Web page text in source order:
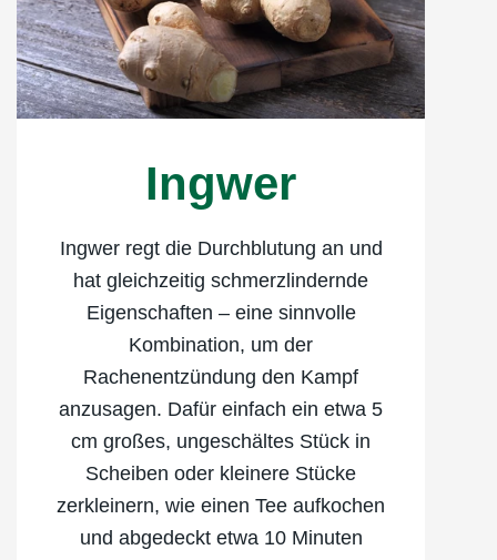
Ingwer
Ingwer regt die Durchblutung an und
hat gleichzeitig schmerzlindernde
Eigenschaften – eine sinnvolle
Kombination, um der
Rachenentzündung den Kampf
anzusagen. Dafür einfach ein etwa 5
cm großes, ungeschältes Stück in
Scheiben oder kleinere Stücke
zerkleinern, wie einen Tee aufkochen
und abgedeckt etwa 10 Minuten